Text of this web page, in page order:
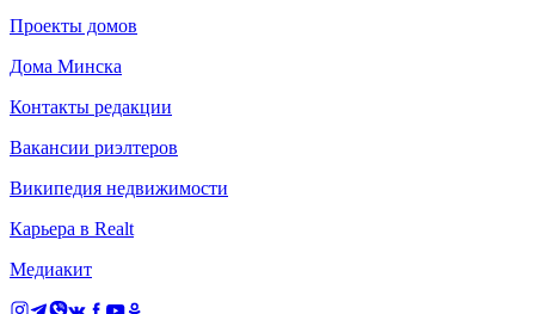
Проекты домов
Дома Минска
Контакты редакции
Вакансии риэлтеров
Википедия недвижимости
Карьера в Realt
Медиакит